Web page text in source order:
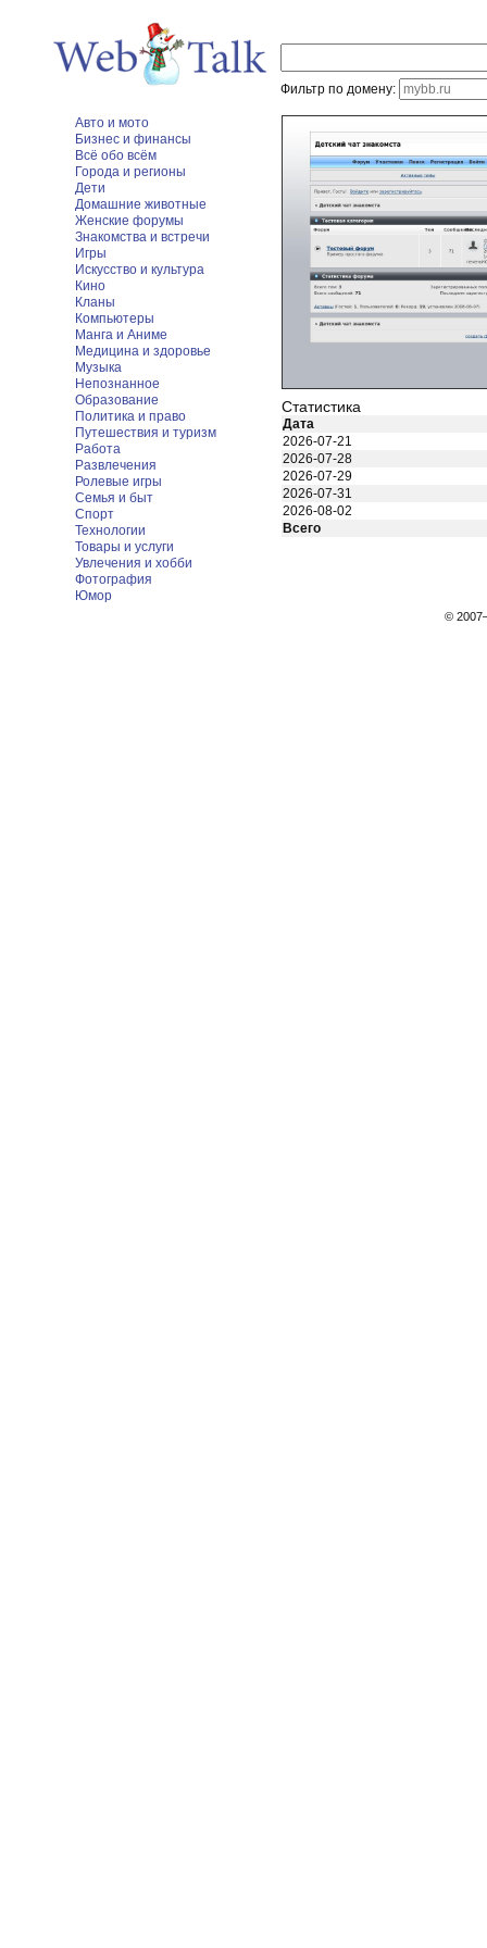
Фильтр по домену:
Авто и мото
Бизнес и финансы
Всё обо всём
Города и регионы
Дети
Домашние животные
Женские форумы
Знакомства и встречи
Игры
Искусство и культура
Кино
Кланы
Компьютеры
Манга и Аниме
Медицина и здоровье
Музыка
Непознанное
Образование
Политика и право
Путешествия и туризм
Работа
Развлечения
Ролевые игры
Семья и быт
Спорт
Технологии
Товары и услуги
Увлечения и хобби
Фотография
Юмор
Статистика
Дата
2026-07-21
2026-07-28
2026-07-29
2026-07-31
2026-08-02
Всего
©